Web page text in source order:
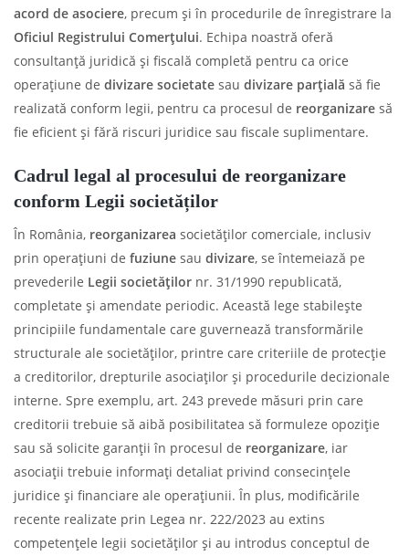
acord de asociere, precum și în procedurile de înregistrare la
Oficiul Registrului Comerțului. Echipa noastră oferă
consultanță juridică și fiscală completă pentru ca orice
operațiune de divizare societate sau divizare parțială să fie
realizată conform legii, pentru ca procesul de reorganizare să
fie eficient și fără riscuri juridice sau fiscale suplimentare.
Cadrul legal al procesului de reorganizare
conform Legii societăților
În România, reorganizarea societăților comerciale, inclusiv
prin operațiuni de fuziune sau divizare, se întemeiază pe
prevederile Legii societăților nr. 31/1990 republicată,
completate și amendate periodic. Această lege stabilește
principiile fundamentale care guvernează transformările
structurale ale societăților, printre care criteriile de protecție
a creditorilor, drepturile asociaților și procedurile decizionale
interne. Spre exemplu, art. 243 prevede măsuri prin care
creditorii trebuie să aibă posibilitatea să formuleze opoziție
sau să solicite garanții în procesul de reorganizare, iar
asociaţii trebuie informaţi detaliat privind consecințele
juridice și financiare ale operațiunii. În plus, modificările
recente realizate prin Legea nr. 222/2023 au extins
competențele legii societăților și au introdus conceptul de